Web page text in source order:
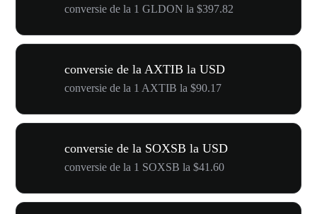
conversie de la 1 GLDON la $397.82
conversie de la AXTIB la USD
conversie de la 1 AXTIB la $90.17
conversie de la SOXSB la USD
conversie de la 1 SOXSB la $41.60